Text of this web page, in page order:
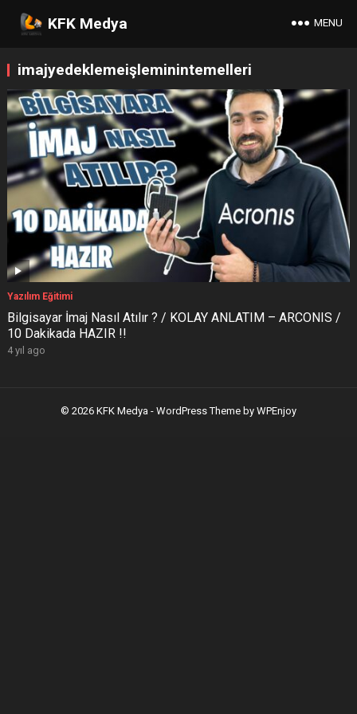
KFK Medya MENU
imajyedeklemeişleminintemelleri
Yazılım Eğitimi
Bilgisayar İmaj Nasıl Atılır ? / KOLAY ANLATIM – ARCONIS /
10 Dakikada HAZIR !!
4 yıl ago
© 2026 KFK Medya - WordPress Theme by WPEnjoy